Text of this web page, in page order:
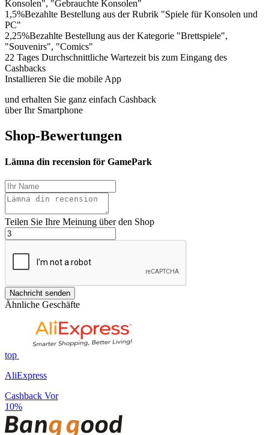
Konsolen", "Gebrauchte Konsolen"
1,5%Bezahlte Bestellung aus der Rubrik "Spiele für Konsolen und
PC"
2,25%Bezahlte Bestellung aus der Kategorie "Brettspiele",
"Souvenirs", "Comics"
22 Tages Durchschnittliche Wartezeit bis zum Eingang des
Cashbacks
Installieren Sie die mobile App
und erhalten Sie ganz einfach Cashback
über Ihr Smartphone
Shop-Bewertungen
Lämna din recension för GamePark
Teilen Sie Ihre Meinung über den Shop
Nachricht senden
Ähnliche Geschäfte
top
AliExpress
Cashback Vor
10%